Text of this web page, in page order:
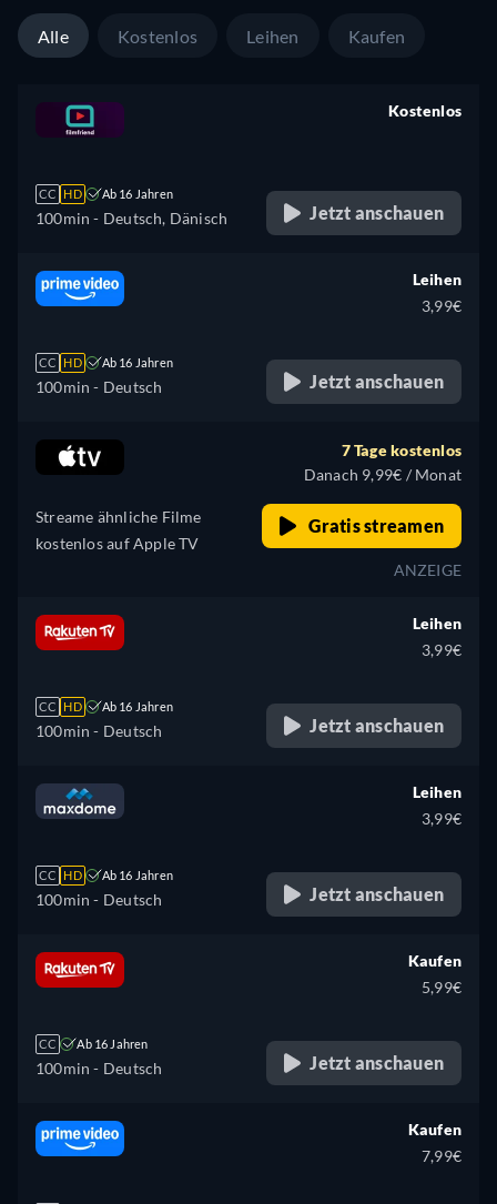
Alle Kostenlos Leihen Kaufen
CC HD Ab 16 Jahren
100min - Deutsch, Dänisch
Kostenlos
Jetzt anschauen
CC HD Ab 16 Jahren
100min - Deutsch
Leihen
3,99€
Jetzt anschauen
Streame ähnliche Filme
kostenlos auf Apple TV
7 Tage kostenlos
Danach 9,99€ / Monat
Gratis streamen
ANZEIGE
CC HD Ab 16 Jahren
100min - Deutsch
Leihen
3,99€
Jetzt anschauen
CC HD Ab 16 Jahren
100min - Deutsch
Leihen
3,99€
Jetzt anschauen
CC Ab 16 Jahren
100min - Deutsch
Kaufen
5,99€
Jetzt anschauen
Kaufen
7,99€